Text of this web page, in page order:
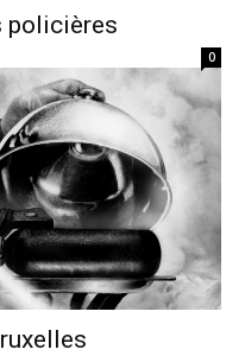
policières
0